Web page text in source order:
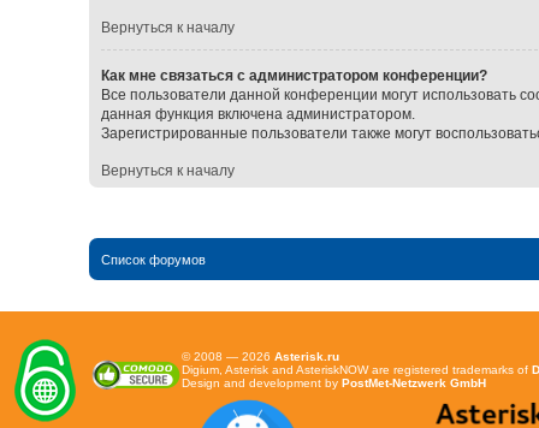
Вернуться к началу
Как мне связаться с администратором конференции?
Все пользователи данной конференции могут использовать
данная функция включена администратором.
Зарегистрированные пользователи также могут
Вернуться к началу
Список форумов
© 2008 — 2026 Asterisk.ru
Digium, Asterisk and AsteriskNOW are registered trademarks of
Design and development by PostMet-Netzwerk GmbH